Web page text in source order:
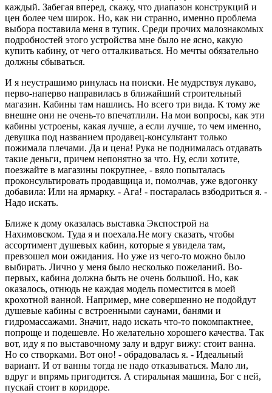
каждый. Забегая вперед, скажу, что диапазон конструкций и
цен более чем широк. Но, как ни странно, именно проблема
выбора поставила меня в тупик. Среди прочих малознакомых
подробностей этого устройства мне было не ясно, какую
купить кабину, от чего отталкиваться. Но мечты обязательно
должны сбываться.
И я неустрашимо ринулась на поиски. Не мудрствуя лукаво,
перво-наперво направилась в ближайший строительный
магазин. Кабины там нашлись. Но всего три вида. К тому же
внешне они не очень-то впечатлили. На мои вопросы, как эти
кабины устроены, какая лучше, а если лучше, то чем именно,
девушка под названием продавец-консультант только
пожимала плечами. Да и цена! Рука не поднималась отдавать
такие деньги, причем непонятно за что. Ну, если хотите,
поезжайте в магазины покрупнее, - вяло попыталась
проконсультировать продавщица и, помолчав, уже вдогонку
добавила: Или на ярмарку. - Ага! - постаралась взбодриться я. -
Надо искать.
Ближе к дому оказалась выставка Экспострой на
Нахимовском. Туда я и поехала.Не могу сказать, чтобы
ассортимент душевых кабин, которые я увидела там,
превзошел мои ожидания. Но уже из чего-то можно было
выбирать. Лично у меня было несколько пожеланий. Во-
первых, кабина должна быть не очень большой. Но, как
оказалось, отнюдь не каждая модель поместится в моей
крохотной ванной. Например, мне совершенно не подойдут
душевые кабины с встроенными саунами, банями и
гидромассажами. Значит, надо искать что-то покомпактнее,
попроще и подешевле. Но желательно хорошего качества. Так
вот, иду я по выставочному залу и вдруг вижу: стоит ванна.
Но со створками. Вот оно! - обрадовалась я. - Идеальный
вариант. И от ванны тогда не надо отказываться. Мало ли,
вдруг и впрямь пригодится. А стиральная машина, Бог с ней,
пускай стоит в коридоре.